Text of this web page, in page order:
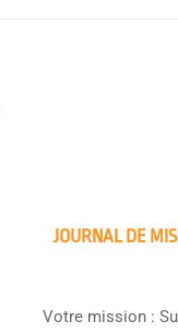
JOURNAL DE
Votre mission :